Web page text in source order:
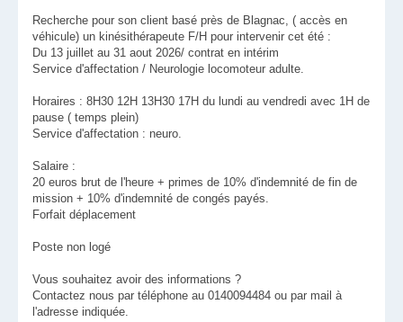
Recherche pour son client basé près de Blagnac, ( accès en
véhicule) un kinésithérapeute F/H pour intervenir cet été :
Du 13 juillet au 31 aout 2026/ contrat en intérim
Service d'affectation / Neurologie locomoteur adulte.
Horaires : 8H30 12H 13H30 17H du lundi au vendredi avec 1H de
pause ( temps plein)
Service d'affectation : neuro.
Salaire :
20 euros brut de l'heure + primes de 10% d'indemnité de fin de
mission + 10% d'indemnité de congés payés.
Forfait déplacement
Poste non logé
Vous souhaitez avoir des informations ?
Contactez nous par téléphone au 0140094484 ou par mail à
l'adresse indiquée.